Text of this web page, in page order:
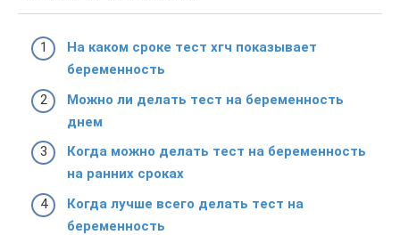
На каком сроке тест хгч показывает
беременность
Можно ли делать тест на беременность
днем
Когда можно делать тест на беременность
на ранних сроках
Когда лучше всего делать тест на
беременность